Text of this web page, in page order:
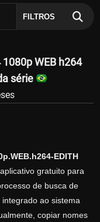
FILTROS
WEB h264
série
EDITH
gratuito para
de busca de
ao sistema
copiar nomes